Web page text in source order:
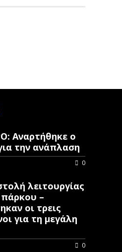
Αναρτήθηκε ο
την ανάπλαση
0
λειτουργίας
–
οι τρεις
για τη μεγάλη
0